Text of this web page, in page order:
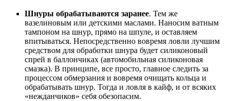
Шнуры обрабатываются заранее. Тем же
вазелиновым или детскими маслами. Наносим ватным
тампоном на шнур, прямо на шпуле, и оставляем
впитываться. Непосредственно вовремя ловли лучшим
средством для обработки шнура будет силиконовый
спрей в баллончиках (автомобильная силиконовая
смазка). В принципе, все просто, главное следить за
процессом обмерзания и вовремя очищать кольца и
обрабатывать шнур. Тогда и ловля в кайф, и от всяких
«нежданчиков» себя обезопасим.